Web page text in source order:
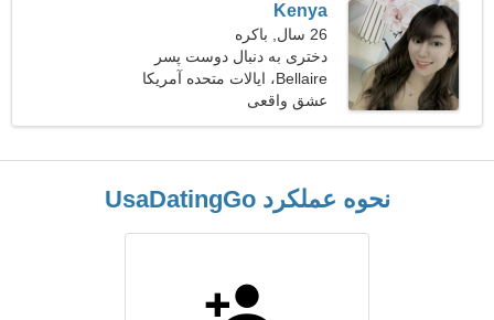
Kenya
26 سال, باکره
دختری به دنبال دوست پسر
32-34
Bellaire، ایالات متحده آمریکا
عشق واقعی
نحوه عملکرد UsaDatingGo